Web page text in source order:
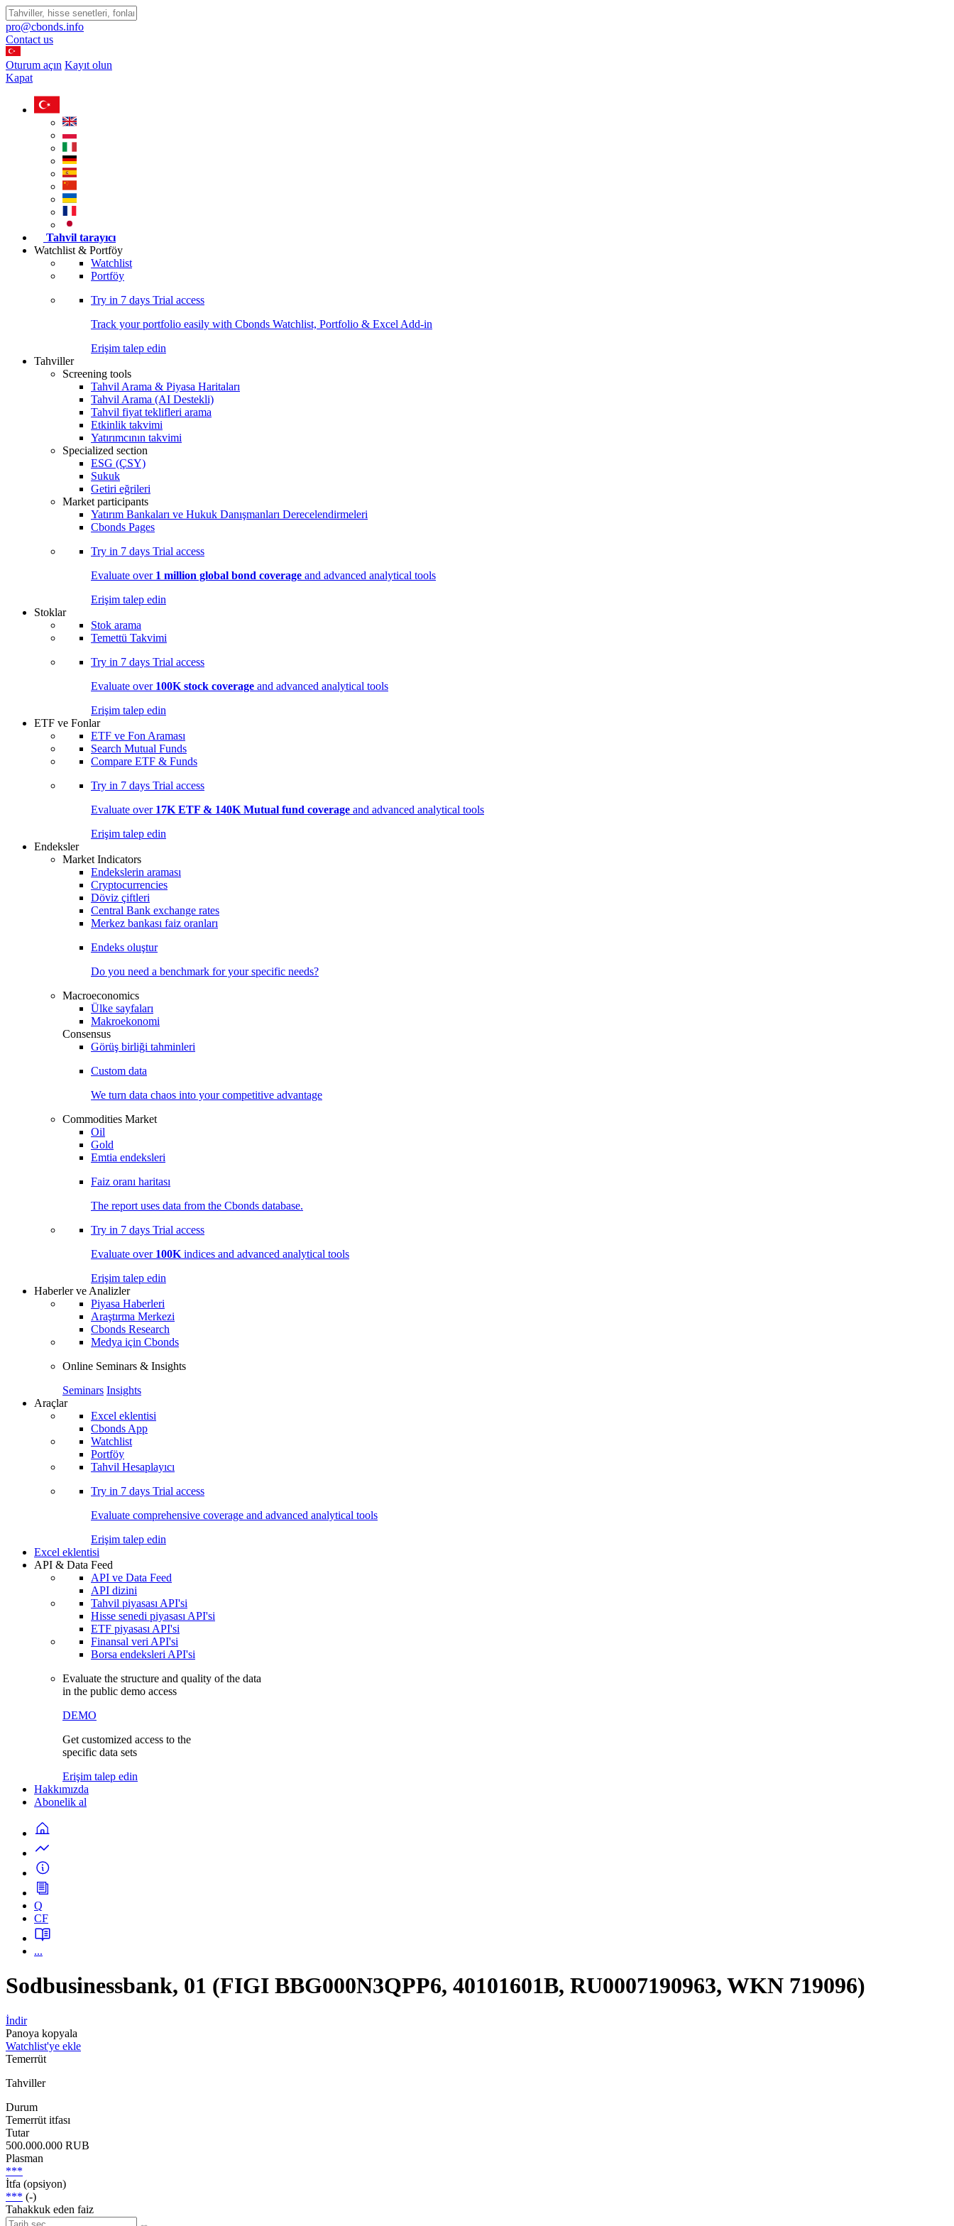
pro@cbonds.info
Contact us
Oturum açın Kayıt olun
Kapat
Tahvil tarayıcı
Watchlist & Portföy
Watchlist
Portföy
Try in 7 days Trial access
Track your portfolio easily with Cbonds Watchlist, Portfolio & Excel Add-in
Erişim talep edin
Tahviller
Screening tools
Tahvil Arama & Piyasa Haritaları
Tahvil Arama (AI Destekli)
Tahvil fiyat teklifleri arama
Etkinlik takvimi
Yatırımcının takvimi
Specialized section
ESG (ÇSY)
Sukuk
Getiri eğrileri
Market participants
Yatırım Bankaları ve Hukuk Danışmanları Derecelendirmeleri
Cbonds Pages
Try in 7 days Trial access
Evaluate over 1 million global bond coverage and advanced analytical tools
Erişim talep edin
Stoklar
Stok arama
Temettü Takvimi
Try in 7 days Trial access
Evaluate over 100K stock coverage and advanced analytical tools
Erişim talep edin
ETF ve Fonlar
ETF ve Fon Araması
Search Mutual Funds
Compare ETF & Funds
Try in 7 days Trial access
Evaluate over 17K ETF & 140K Mutual fund coverage and advanced analytical tools
Erişim talep edin
Endeksler
Market Indicators
Endekslerin araması
Cryptocurrencies
Döviz çiftleri
Central Bank exchange rates
Merkez bankası faiz oranları
Endeks oluştur
Do you need a benchmark for your specific needs?
Macroeconomics
Ülke sayfaları
Makroekonomi
Consensus
Görüş birliği tahminleri
Custom data
We turn data chaos into your competitive advantage
Commodities Market
Oil
Gold
Emtia endeksleri
Faiz oranı haritası
The report uses data from the Cbonds database.
Try in 7 days Trial access
Evaluate over 100K indices and advanced analytical tools
Erişim talep edin
Haberler ve Analizler
Piyasa Haberleri
Araştırma Merkezi
Cbonds Research
Medya için Cbonds
Online Seminars & Insights
Seminars Insights
Araçlar
Excel eklentisi
Cbonds App
Watchlist
Portföy
Tahvil Hesaplayıcı
Try in 7 days Trial access
Evaluate comprehensive coverage and advanced analytical tools
Erişim talep edin
Excel eklentisi
API & Data Feed
API ve Data Feed
API dizini
Tahvil piyasası API'si
Hisse senedi piyasası API'si
ETF piyasası API'si
Finansal veri API'si
Borsa endeksleri API'si
Evaluate the structure and quality of the data
in the public demo access
DEMO
Get customized access to the
specific data sets
Erişim talep edin
Hakkımızda
Abonelik al
Q
CF
...
Sodbusinessbank, 01 (FIGI BBG000N3QPP6, 40101601B, RU0007190963, WKN 719096)
İndir
Panoya kopyala
Watchlist'ye ekle
Temerrüt
Tahviller
Durum
Temerrüt itfası
Tutar
500.000.000 RUB
Plasman
***
İtfa (opsiyon)
*** (-)
Tahakkuk eden faiz